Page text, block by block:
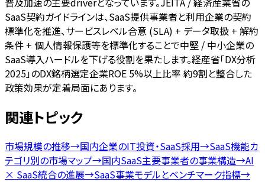
SaaS契約ガイドラインは、SaaS提供事業者と利用企業の契約
標準化を推進、サービスレベル合意 (SLA) + データ取扱 + 解約
条件 + 個人情報保護等を標準化することで中堅 / 中小企業の
SaaS導入ハードルを下げる役割を果たします。経産省「DX分析
2025」のDX銘柄選定企業ROE 5%以上比率 約9割と整合した
政策効果が定着局面にあります。
関連トピック
市場規模の推移→国内企業のIT投資・SaaS採用→SaaS機能カ
テゴリ別の市場マップ→国内SaaS主要事業者の事業構造→AI
× SaaS統合の進展→SaaS事業モデルとベンチマーク指標→